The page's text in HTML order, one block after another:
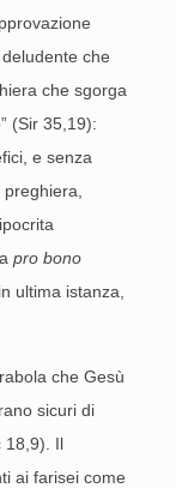
che
che sgorga
(Sir 35,19):
e senza
pro bono
ultima istanza,
che Gesù
sicuri di
18,9). Il
ai farisei come